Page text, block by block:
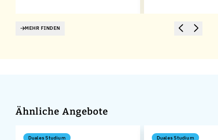
MEHR FINDEN
Ähnliche Angebote
Duales Studium Duales Studium